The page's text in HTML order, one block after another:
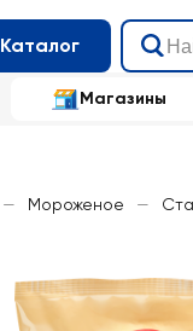
Каталог
Магазины
— Мороженое —